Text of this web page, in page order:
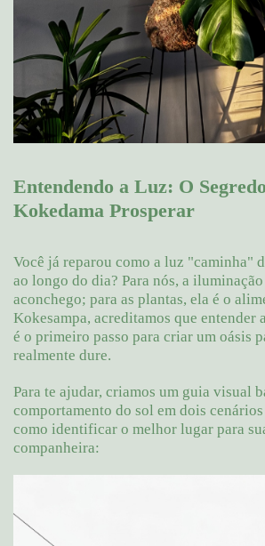
Entendendo a Luz: O
Kokedama Prosperar
Você já reparou como a luz "caminha"
ao longo do dia? Para nós, a
aconchego; para as plantas, ela é o
Kokesampa, acreditamos que entender
é o primeiro passo para criar um oásis
realmente dure.
Para te ajudar, criamos um guia visual
comportamento do sol em dois
como identificar o melhor lugar para
companheira: